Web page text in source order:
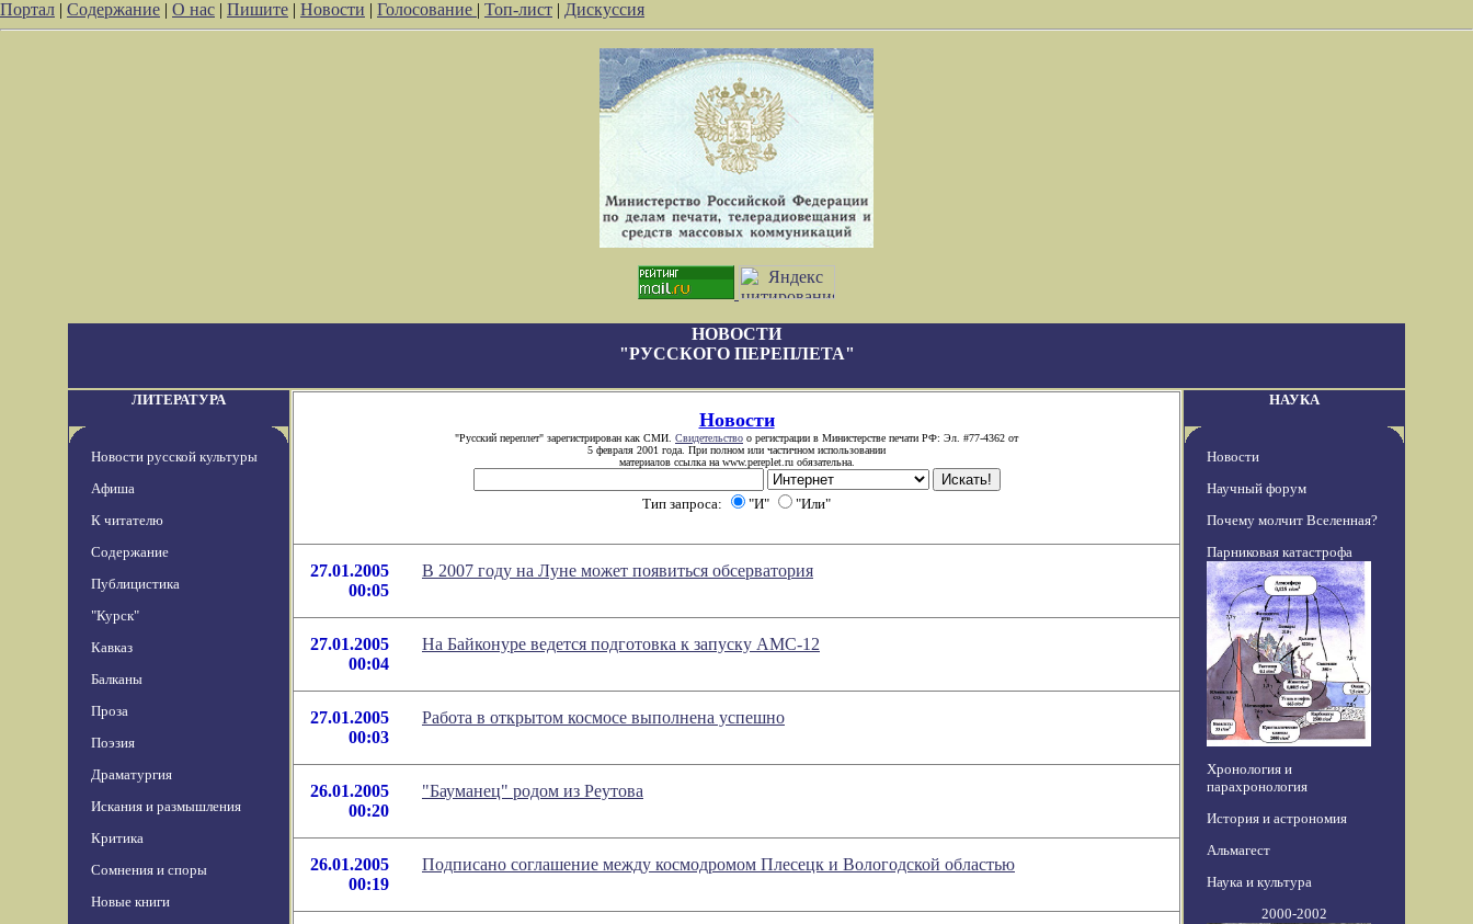
Портал | Содержание | О нас | Пишите | Новости | Голосование | Топ-лист | Дискуссия
НОВОСТИ
"РУССКОГО ПЕРЕПЛЕТА"
ЛИТЕРАТУРА
Новости русской культуры
Афиша
К читателю
Содержание
Публицистика
"Курск"
Кавказ
Балканы
Проза
Поэзия
Драматургия
Искания и размышления
Критика
Сомнения и споры
Новые книги
Новости
"Русский переплет" зарегистрирован как СМИ. Свидетельство о регистрации в Министерстве печати РФ: Эл. #77-4362 от
5 февраля 2001 года. При полном или частичном использовании
материалов ссылка на www.pereplet.ru обязательна.
Тип запроса: "И" "Или"
27.01.2005
00:05
В 2007 году на Луне может появиться обсерватория
27.01.2005
00:04
На Байконуре ведется подготовка к запуску АМС-12
27.01.2005
00:03
Работа в открытом космосе выполнена успешно
26.01.2005
00:20
"Бауманец" родом из Реутова
26.01.2005
00:19
Подписано соглашение между космодромом Плесецк и Вологодской областью
НАУКА
Новости
Научный форум
Почему молчит Вселенная?
Парниковая катастрофа
Хронология и
парахронология
История и астрономия
Альмагест
Наука и культура
2000-2002